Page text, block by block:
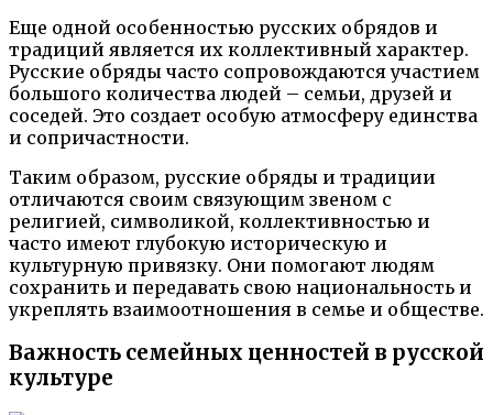
Еще одной особенностью русских обрядов и
традиций является их коллективный характер.
Русские обряды часто сопровождаются участием
большого количества людей – семьи, друзей и
соседей. Это создает особую атмосферу единства
и сопричастности.
Таким образом, русские обряды и традиции
отличаются своим связующим звеном с
религией, символикой, коллективностью и
часто имеют глубокую историческую и
культурную привязку. Они помогают людям
сохранить и передавать свою национальность и
укреплять взаимоотношения в семье и обществе.
Важность семейных ценностей в русской
культуре